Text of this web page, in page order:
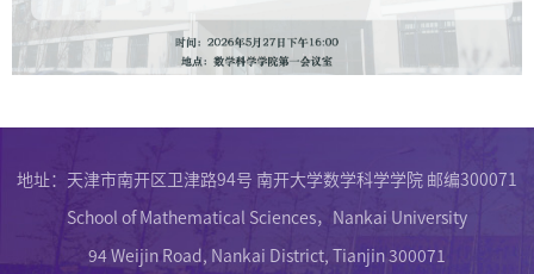
地址：天津市南开区卫津路94号 南开大学数学科学学院 邮编300071
School of Mathematical Sciences，Nankai University
94 Weijin Road, Nankai District, Tianjin 300071